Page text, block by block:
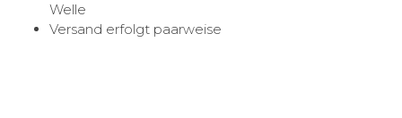
Welle
Versand erfolgt paarweise